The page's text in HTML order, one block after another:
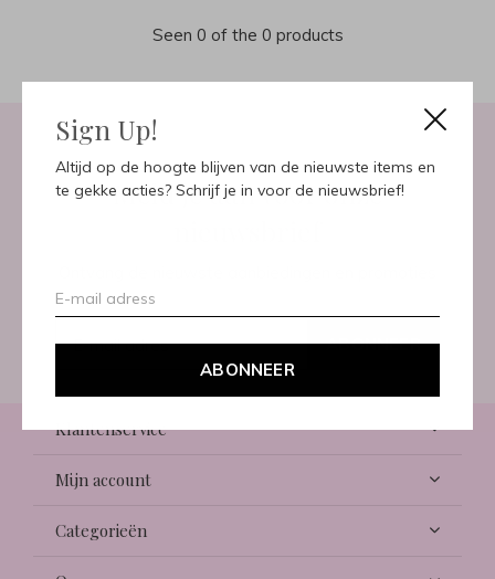
Sign Up!
Altijd op de hoogte blijven van de nieuwste items en
te gekke acties? Schrijf je in voor de nieuwsbrief!
ABONNEER
Seen 0 of the 0 products
Meld je aan voor onze
ABONNEER
Klantenservice
Mijn account
Categorieën